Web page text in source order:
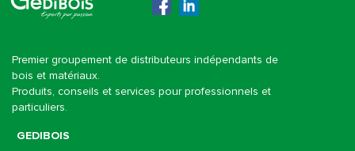
Premier groupement de distributeurs indépendants de
bois et matériaux.
Produits, conseils et services pour professionnels et
particuliers.
GEDIBOIS